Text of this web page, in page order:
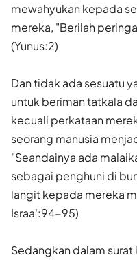
mewahyukan kepada
mereka, "Berilah
(Yunus:2)
Dan tidak ada sesuatu
untuk beriman tatkala
kecuali perkataan
seorang manusia
"Seandainya ada
sebagai penghuni di
langit kepada mereka
Israa':94-95)
Sedangkan dalam